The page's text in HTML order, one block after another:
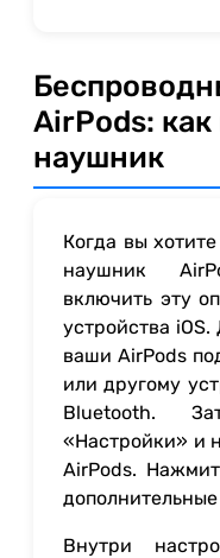
AirPods:
наушник
Когда вы
наушник
включить эту
устройства iOS.
ваши AirPods
или другому
Bluetooth.
«Настройки» и
AirPods.
Внутри